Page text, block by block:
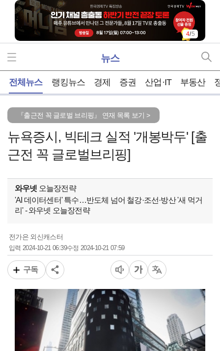
4/5
뉴스
전체뉴스 랭킹뉴스 경제 증권 산업·IT 부동산
『출근전 꼭 글로벌 브리핑』 연재 목록 보기 >
뉴욕증시, 빅테크 실적 '개봉박두' [출
근전 꼭 글로벌브리핑]
와우넷 오늘장전략
'AI 데이터센터' 특수…반도체 넘어 철강·조선·방산 '새 먹거
리' - 와우넷 오늘장전략
전가은 외신캐스터
입력2024-10-21 06:39수정 2024-10-21 07:59
구독